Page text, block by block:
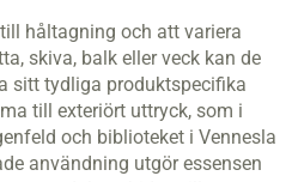
håltagning och att variera
skiva, balk eller veck kan de
sitt tydliga produktspecifika
till exteriört uttryck, som i
och biblioteket i Vennesla
användning utgör essensen